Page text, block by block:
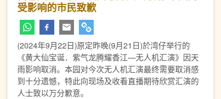
受影响的市民致歉
(2024年9月22日)原定昨晚(9月21日)於湾仔举行的
《黄大仙宝诞．紫气龙腾耀香江—无人机汇演》因天
雨影响取消。本园对今次无人机汇演最终需要取消感
到十分遗憾，特此向现场及收看直播期待欣赏汇演的
人士致以万分歉意。